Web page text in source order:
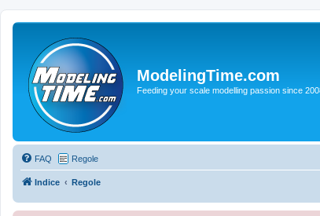
ModelingTime.com
Feeding your scale modelling passion since
FAQ Regole
Indice Regole